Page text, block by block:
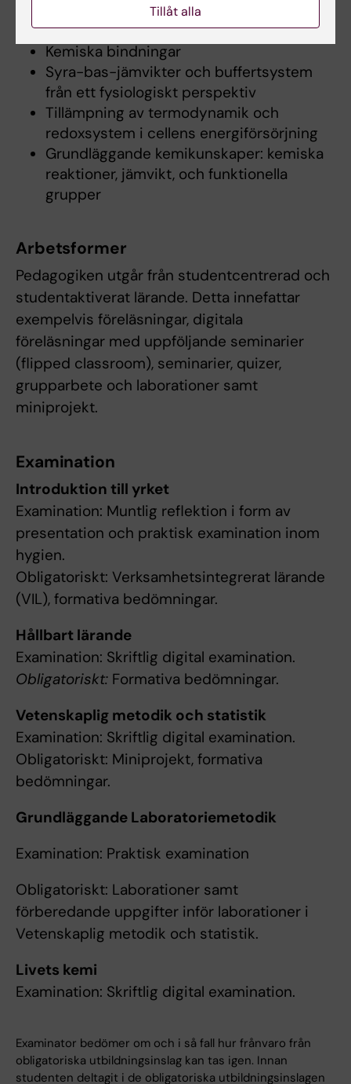
Biomolekylers uppbyggnad och
molekylära strukturer
Kemiska bindningar
Syra-bas-jämvikter och buffertsystem
från ett fysiologiskt perspektiv
Tillämpning av termodynamik och
redoxsystem i cellens energiförsörjning
Grundläggande kemikunskaper: kemiska
reaktioner, jämvikt, och funktionella
grupper
Arbetsformer
Pedagogiken utgår från studentcentrerad och
studentaktiverat lärande. Detta innefattar
exempelvis föreläsningar, digitala
föreläsningar med uppföljande seminarier
(flipped classroom), seminarier, quizer,
grupparbete och laborationer samt
miniprojekt.
Examination
Introduktion till yrket
Examination: Muntlig reflektion i form av
presentation och praktisk examination inom
hygien.
Obligatoriskt: Verksamhetsintegrerat lärande
(VIL), formativa bedömningar.
Hållbart lärande
Examination: Skriftlig digital examination.
Obligatoriskt: Formativa bedömningar.
Vetenskaplig metodik och statistik
Examination: Skriftlig digital examination.
Obligatoriskt: Miniprojekt, formativa
bedömningar.
Grundläggande Laboratoriemetodik
Examination: Praktisk examination
Obligatoriskt: Laborationer samt
förberedande uppgifter inför laborationer i
Vetenskaplig metodik och statistik.
Livets kemi
Examination: Skriftlig digital examination.
Examinator bedömer om och i så fall hur frånvaro från
obligatoriska utbildningsinslag kan tas igen. Innan
studenten deltagit i de obligatoriska utbildningsinslagen
Tillåt alla